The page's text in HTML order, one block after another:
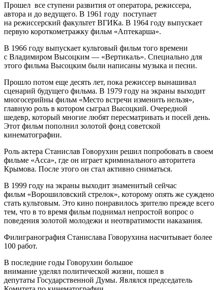
Прошел все ступени развития от оператора, режиссера,
автора и до ведущего. В 1961 году поступает
на режиссерский факультет ВГИКа. В 1964 году выпускает
первую короткометражку фильм «Аптекарша».
В 1966 году выпускает культовый фильм того времени
с Владимиром Высоцким — «Вертикаль». Специально для
этого фильма Высоцким были написаны музыка и песни.
Прошло потом еще десять лет, пока режиссер вынашивал
сценарий будущего фильма. В 1979 году на экраны выходит
многосерийны фильм «Место встречи изменить нельзя»,
главную роль в котором сыграл Высоцкий. Очередной
шедевр, который многие любят пересматривать и посей день.
Этот фильм пополнил золотой фонд советской
кинематографии.
Роль актера Станислав Говорухин решил попробовать в своем
фильме «Асса», где он играет криминального авторитета
Крымова. После этого он стал активно сниматься.
В 1999 году на экраны выходит знаменитый сейчас
фильм «Ворошиловский стрелок», которому опять же суждено
стать культовым. Это кино понравилось зрителю прежде всего
тем, что в то время фильм поднимал непростой вопрос о
поведения золотой молодежи и неотвратимости наказания.
Филигранография Станислава Говорухина насчитывает более
100 работ.
В последние годы Говорухин большое
внимание уделял политической жизни, пошел в
депутаты Государственной Думы. Являлся председатель